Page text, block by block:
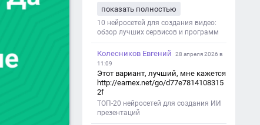
с короткими клипами в телеграм-
каналах YAGLA и Kokoc Group. Flux 2
показать полностью
10 нейросетей для создания видео:
обзор лучших сервисов и программ
Колесников Евгений
28 апреля 2026 в
11:09
Этот вариант, лучший, мне кажется
http://earnex.net/go/d77e7814108315
2f
ТОП-20 нейросетей для создания ИИ
презентаций